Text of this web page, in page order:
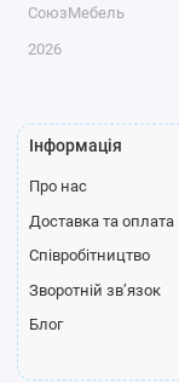
СоюзМебель
2026
Інформація
Про нас
Доставка та оплата
Співробітництво
Зворотній зв’язок
Блог